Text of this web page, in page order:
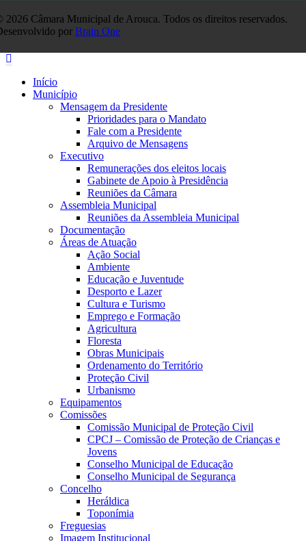
2026 Câmara Municipal de Arouca. Todos os direitos reservados.
por Brain One
Início
Município
Mensagem da Presidente
Prioridades para o Mandato
Fale com a Presidente
Arquivo de Mensagens
Executivo
Remunerações dos eleitos locais
Gabinete de Apoio à Presidência
Reuniões da Câmara
Assembleia Municipal
Reuniões da Assembleia Municipal
Documentação
Áreas de Atuação
Ação Social
Ambiente
Educação e Juventude
Desporto e Lazer
Cultura e Turismo
Emprego e Formação
Agricultura
Floresta
Obras Municipais
Ordenamento do Território
Proteção Civil
Urbanismo
Equipamentos
Comissões
Comissão Municipal de Proteção Civil
CPCJ – Comissão de Proteção de Crianças e
Jovens
Conselho Municipal de Educação
Conselho Municipal de Segurança
Concelho
Heráldica
Toponímia
Freguesias
Imagem Institucional